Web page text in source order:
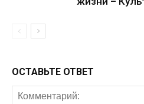
ОСТАВЬТЕ ОТВЕТ